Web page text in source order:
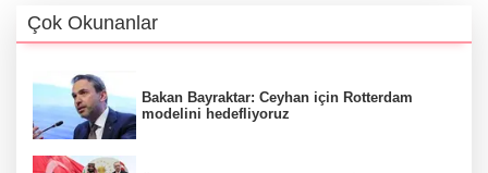
Çok Okunanlar
Bakan Bayraktar: Ceyhan için Rotterdam
modelini hedefliyoruz